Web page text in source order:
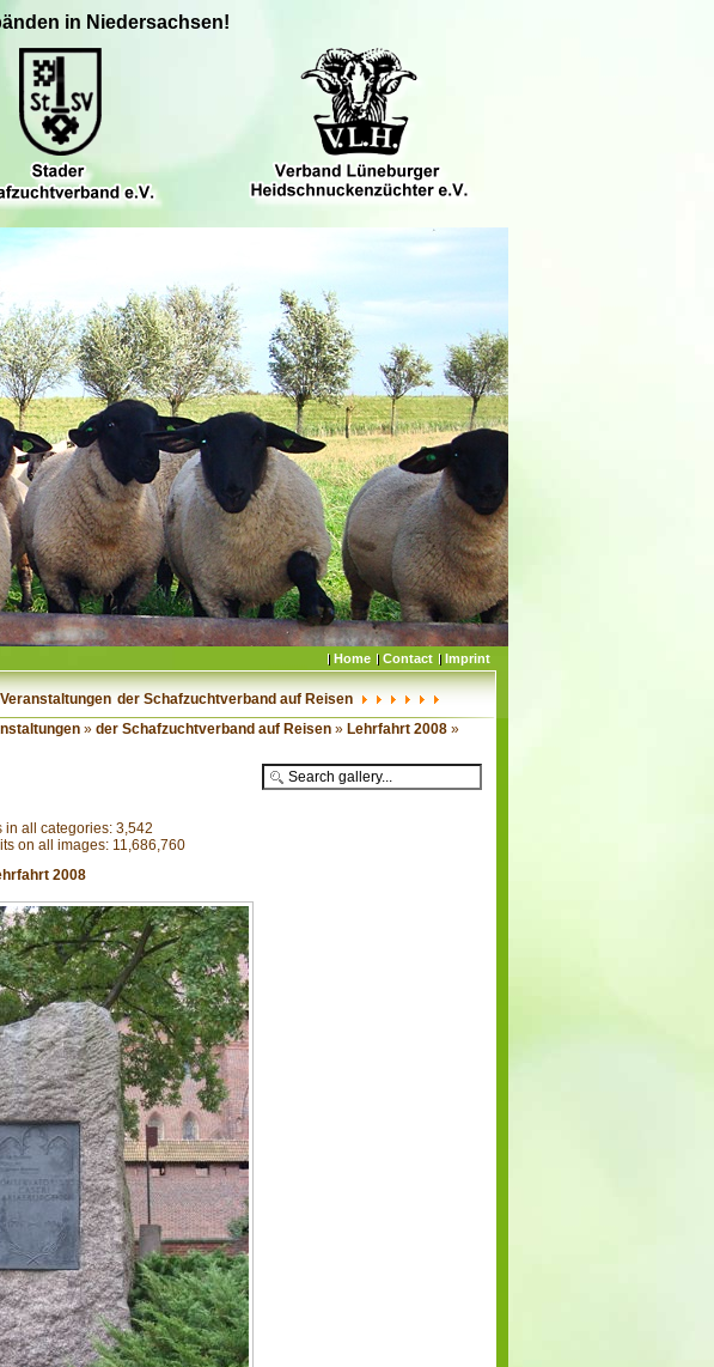
in Niedersachsen!
Imprint
Contact
Home
der Schafzuchtverband auf Reisen
» der Schafzuchtverband auf Reisen » Lehrfahrt 2008 »
in all categories: 3,542
on all images: 11,686,760
2008